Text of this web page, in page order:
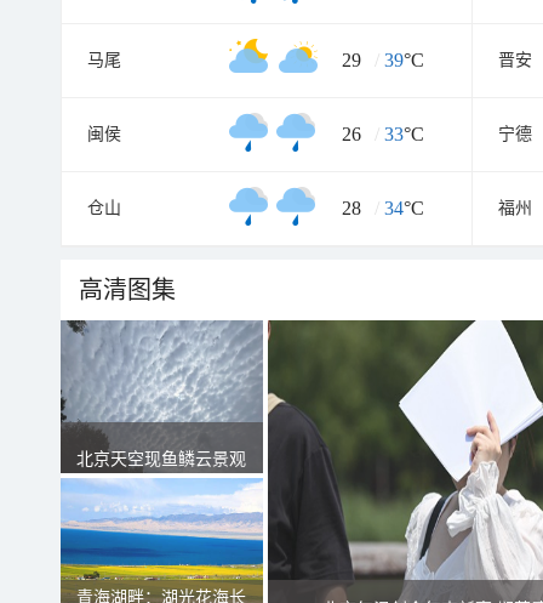
马尾 29 / 39°C 晋安
闽侯 26 / 33°C 宁德
仓山 28 / 34°C 福州
高清图集
北京天空现鱼鳞云景观
青海湖畔：湖光花海长